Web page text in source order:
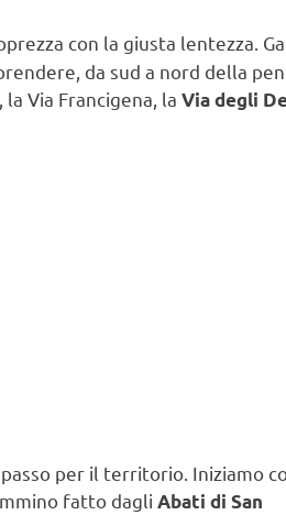
con la giusta lentezza.
da sud a nord della
, la Via Francigena, la Via degli
per il territorio. Iniziamo
fatto dagli Abati di San